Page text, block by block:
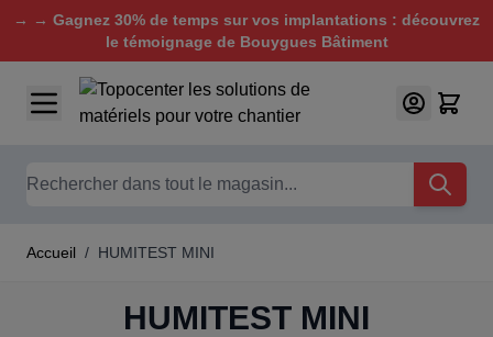
→ → Gagnez 30% de temps sur vos implantations : découvrez
le témoignage de Bouygues Bâtiment
Aller au contenu
Chercher
Accueil / HUMITEST MINI
HUMITEST MINI